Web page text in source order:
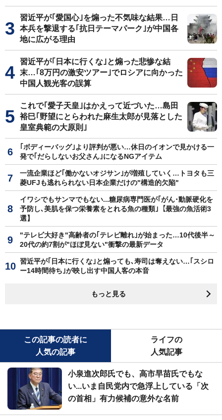
習近平が｢愛国心｣を煽った不気味な結果…日
本兵を撃退する｢抗日テーマパーク｣が中国各
地に広がる理由
習近平が｢日本に行くな｣と煽った悲惨な結
末…｢8万円の激安ツアー｣でロシアに向かった
中国人観光客の誤算
これで｢愛子天皇｣はかえって近づいた…島田
裕巳｢野望にとらわれた麻生太郎が見落とした
皇室典範の大原則｣
｢ボディーバッグ｣より評判が悪い…休日のイオンで見かける一
発で｢だらしないお父さん｣になるNGアイテム
一流企業ほど｢働かないオジサン｣が増殖していく…トヨタも三
菱UFJも逃れられない日本企業だけの"構造的欠陥"
イワシでもサンマでもない...糖尿病専門医が｢がん･動脈硬化を
予防し､美肌を保つ栄養素をとれる魚の種類｣【最強の魚活術3
選】
"テレビ大好き"高齢者の｢テレビ離れ｣が始まった…10代後半～
20代の約7割が"ほぼ見ない"衝撃の最新データ
習近平が｢日本に行くな｣と煽っても､寿司は奪えない…｢スシロ
ー14時間待ち｣が映し出す中国人客の本音
もっと見る
この記事の読者に
人気の記事
ライフの
人気記事
小泉進次郎氏でも、高市早苗氏でもな
い...いま自民党内で急浮上している「次
の首相」有力候補の意外な名前